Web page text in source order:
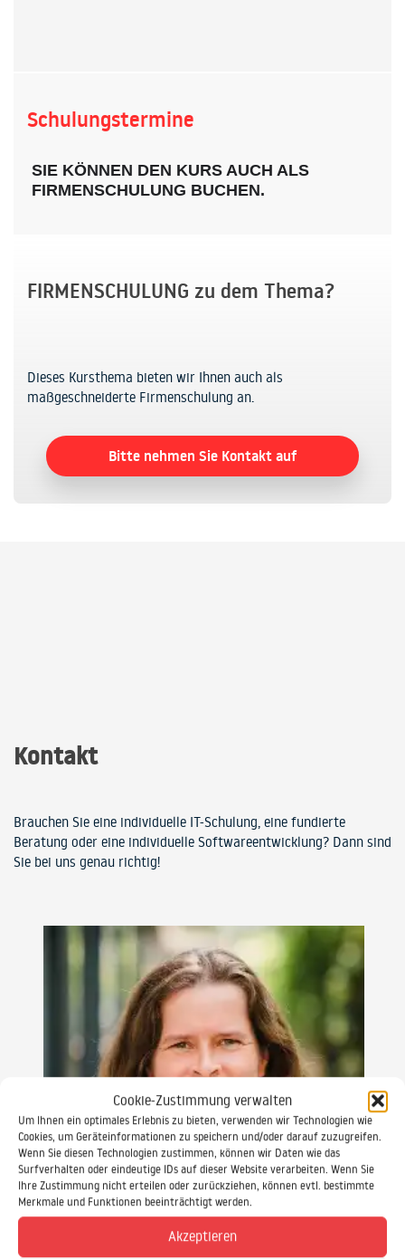
Cookie-Zustimmung verwalten
Um Ihnen ein optimales Erlebnis zu bieten, verwenden wir Technologien wie
Cookies, um Geräteinformationen zu speichern und/oder darauf zuzugreifen.
Wenn Sie diesen Technologien zustimmen, können wir Daten wie das
Surfverhalten oder eindeutige IDs auf dieser Website verarbeiten. Wenn Sie
Ihre Zustimmung nicht erteilen oder zurückziehen, können evtl. bestimmte
Merkmale und Funktionen beeinträchtigt werden.
Akzeptieren
Schulungstermine
SIE KÖNNEN DEN KURS AUCH ALS
FIRMENSCHULUNG BUCHEN.
FIRMENSCHULUNG zu dem Thema?
Dieses Kursthema bieten wir Ihnen auch als
maßgeschneiderte Firmenschulung an.
Bitte nehmen Sie Kontakt auf
Kontakt
Brauchen Sie eine individuelle IT-Schulung, eine fundierte
Beratung oder eine individuelle Softwareentwicklung? Dann sind
Sie bei uns genau richtig!